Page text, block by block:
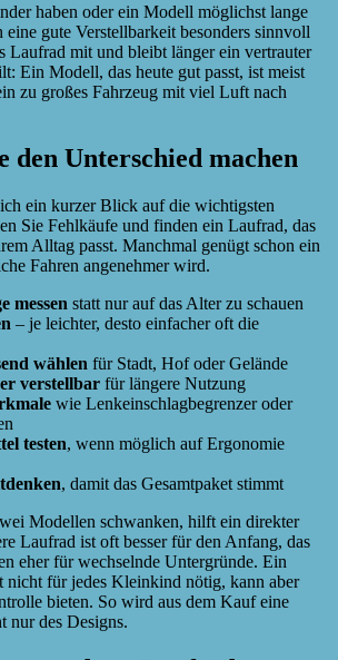
haben oder ein Modell möglichst lange
eine gute Verstellbarkeit besonders sinnvoll
Laufrad mit und bleibt länger ein vertrauter
Ein Modell, das heute gut passt, ist meist
zu großes Fahrzeug mit viel Luft nach
den Unterschied machen
ein kurzer Blick auf die wichtigsten
Sie Fehlkäufe und finden ein Laufrad, das
Alltag passt. Manchmal genügt schon ein
Fahren angenehmer wird.
messen statt nur auf das Alter zu schauen
– je leichter, desto einfacher oft die
wählen für Stadt, Hof oder Gelände
verstellbar für längere Nutzung
wie Lenkeinschlagbegrenzer oder
testen, wenn möglich auf Ergonomie
, damit das Gesamtpaket stimmt
Modellen schwanken, hilft ein direkter
Laufrad ist oft besser für den Anfang, das
eher für wechselnde Untergründe. Ein
nicht für jedes Kleinkind nötig, kann aber
bieten. So wird aus dem Kauf eine
nur des Designs.